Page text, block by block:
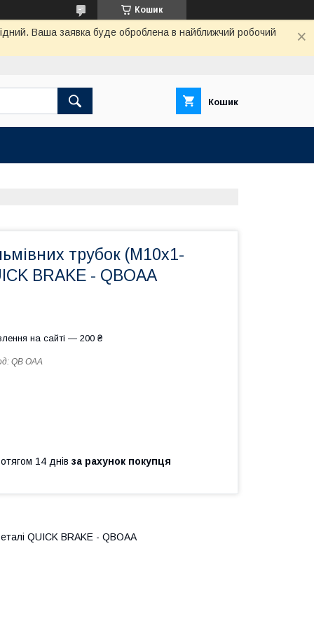
Кошик
Ваша заявка буде оброблена в найближчий робочий
Кошик
трубок (М10х1-
BRAKE - QBOAA
на сайті — 200 ₴
QB OAA
14 днів за рахунок покупця
QUICK BRAKE - QBOAA